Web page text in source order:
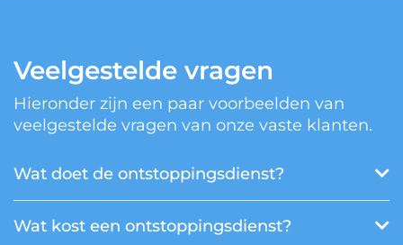
Veelgestelde vragen
Hieronder zijn een paar voorbeelden van
veelgestelde vragen van onze vaste klanten.
Wat doet de ontstoppingsdienst?
Wat kost een ontstoppingsdienst?